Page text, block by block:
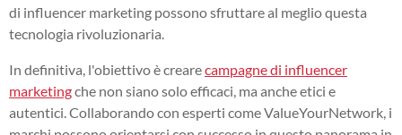
di influencer marketing possono sfruttare al meglio questa
tecnologia rivoluzionaria.
In definitiva, l'obiettivo è crearecampagne di influencer
marketingche non siano solo efficaci, ma anche etici e
autentici. Collaborando con esperti come ValueYourNetwork, i